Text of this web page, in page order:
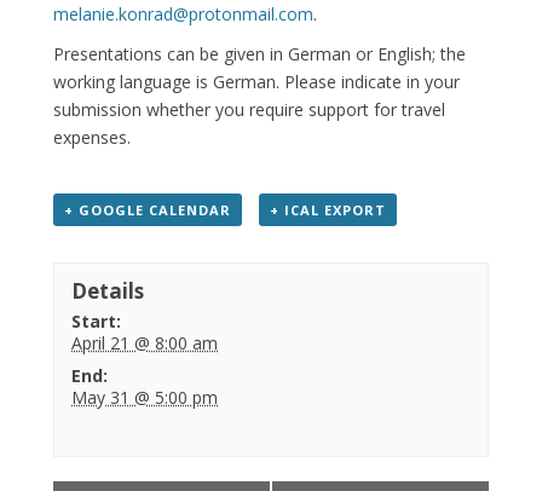
melanie.konrad@protonmail.com.
Presentations can be given in German or English; the
working language is German. Please indicate in your
submission whether you require support for travel
expenses.
+ GOOGLE CALENDAR + ICAL EXPORT
Details
Start:
April 21 @ 8:00 am
End:
May 31 @ 5:00 pm